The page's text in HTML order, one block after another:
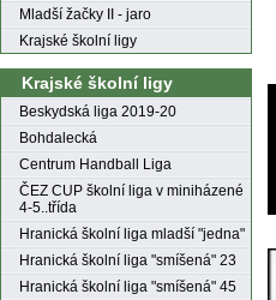
Mladší žačky II - jaro
Krajské školní ligy
Krajské školní ligy
Beskydská liga 2019-20
Bohdalecká
Centrum Handball Liga
ČEZ CUP školní liga v miniházené
4-5..třída
Hranická školní liga mladší "jedna"
Hranická školní liga "smíšená" 23
Hranická školní liga "smíšená" 45